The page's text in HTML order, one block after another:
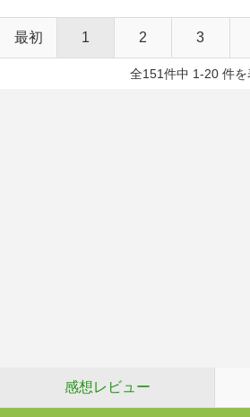
最初 1 2 3
全151件中 1-20 件を
感想レビュー